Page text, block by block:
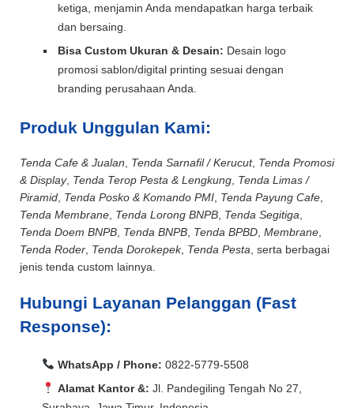
ketiga, menjamin Anda mendapatkan harga terbaik
dan bersaing.
Bisa Custom Ukuran & Desain: Desain logo
promosi sablon/digital printing sesuai dengan
branding perusahaan Anda.
Produk Unggulan Kami:
Tenda Cafe & Jualan Tenda Sarnafil / Kerucut, Tenda Promosi
& Display, Tenda Terop Pesta & Lengkung Tenda Limas /
Piramid Tenda Posko & Komando PMI Tenda Payung Cafe
Tenda Membrane Tenda Lorong BNPB Tenda Segitiga
Tenda Doem BNPB Tenda BNPB Tenda BPBD Membrane
Tenda Roder Tenda Dorokepek, Tenda Pesta , serta berbagai
jenis tenda custom lainnya.
Hubungi Layanan Pelanggan (Fast
Response):
WhatsApp / Phone: 0822-5779-5508
Alamat Kantor &: Jl. Pandegiling Tengah No 27,